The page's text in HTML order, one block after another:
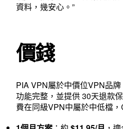
資料，幾安心。”
價錢
PIA VPN屬於中價位VPN品
功能完整，並提供 30天退款
費在同級VPN中屬於中低檔，